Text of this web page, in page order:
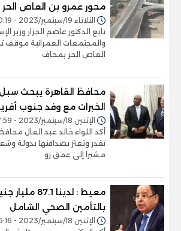
محور عمرو بن العاص الحر
الثلاثاء 19/سبتمبر/2023 - 10:19 ص
تابع الدكتور عاصم الجزار وزير
والمجتمعات العمرانية موقف
العاص الحر بمحاف
محافظ القاهرة يبحث سبل
الخبرات مع وفد جنوب
الإثنين 18/سبتمبر/2023 - 07:59 م
أكد اللواء خالد عبد العال
تقدر وتعتز بصداقتها بدولة
مشيرا إلى عمق رو
معيط : لدينا
بالتأمين الصحي الشامل
الإثنين 18/سبتمبر/2023 - 06:16 م